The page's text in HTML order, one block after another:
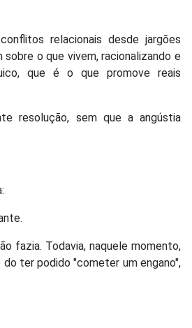
relacionais desde jargões
o que vivem, racionalizando e
que é o que promove reais
resolução, sem que a angústia
fazia. Todavia, naquele momento,
ter podido "cometer um engano",